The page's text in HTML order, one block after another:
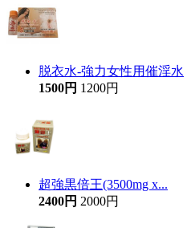
脱衣水-強力女性用催淫水
1500円 1200円
超強黒倍王(3500mg x...
2400円 2000円